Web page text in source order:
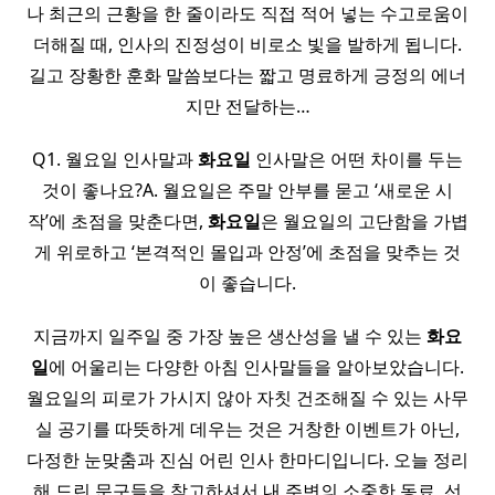
나 최근의 근황을 한 줄이라도 직접 적어 넣는 수고로움이
더해질 때, 인사의 진정성이 비로소 빛을 발하게 됩니다.
길고 장황한 훈화 말씀보다는 짧고 명료하게 긍정의 에너
지만 전달하는…
Q1. 월요일 인사말과화요일 인사말은 어떤 차이를 두는
것이 좋나요?A. 월요일은 주말 안부를 묻고 ‘새로운 시
작’에 초점을 맞춘다면, 화요일은 월요일의 고단함을 가볍
게 위로하고 ‘본격적인 몰입과 안정’에 초점을 맞추는 것
이 좋습니다.
지금까지 일주일 중 가장 높은 생산성을 낼 수 있는 화요
일에 어울리는 다양한 아침 인사말들을 알아보았습니다.
월요일의 피로가 가시지 않아 자칫 건조해질 수 있는 사무
실 공기를 따뜻하게 데우는 것은 거창한 이벤트가 아닌,
다정한 눈맞춤과 진심 어린 인사 한마디입니다. 오늘 정리